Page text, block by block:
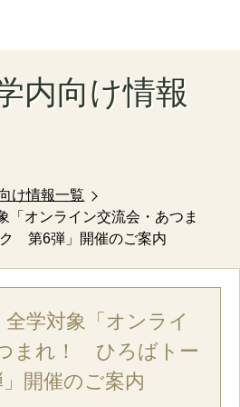
内向け情報
け情報一覧
「オンライン交流会・あつま
第6弾」開催のご案内
全学対象「オンライ
まれ！ ひろばトー
開催のご案内